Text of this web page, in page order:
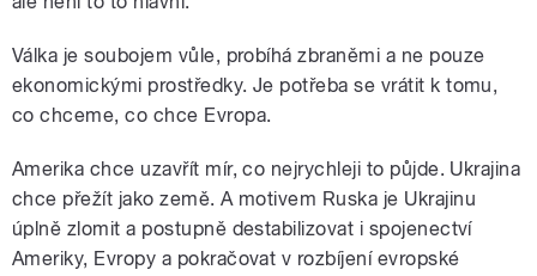
Válka je soubojem vůle, probíhá zbraněmi a ne pouze
ekonomickými prostředky. Je potřeba se vrátit k tomu,
co chceme, co chce Evropa.
Amerika chce uzavřít mír, co nejrychleji to půjde. Ukrajina
chce přežít jako země. A motivem Ruska je Ukrajinu
úplně zlomit a postupně destabilizovat i spojenectví
Ameriky, Evropy a pokračovat v rozbíjení evropské